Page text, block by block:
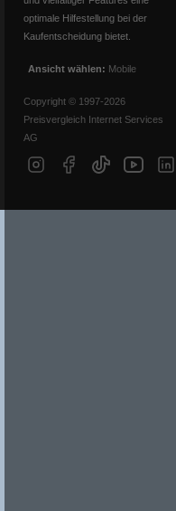
optimale Hilfestellung bei der
Kaufentscheidung bietet.
Ansicht wählen: Mobile
Copyright © 1997-2026
Preisvergleich Internet Services
AG